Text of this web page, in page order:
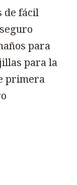
de fácil
para
para la
primera